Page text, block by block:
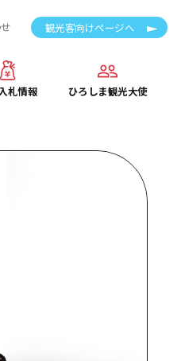
観光客向けページへ
札情報
ひろしま観光大使